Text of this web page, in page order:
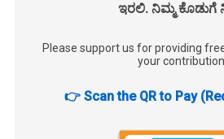
ಇರಲಿ. ನಿಮ್ಮ ಕೊಡುಗೆ
Please support us for providing
your
👉 Scan the QR to Pay